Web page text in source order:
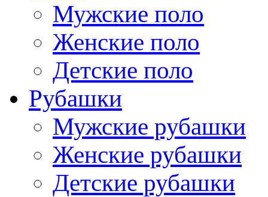
Мужские поло
Женские поло
Детские поло
Рубашки
Мужские рубашки
Женские рубашки
Детские рубашки